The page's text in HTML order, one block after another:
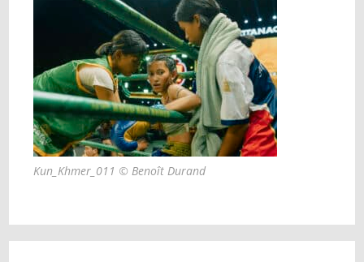
Kun_Khmer_011 © Benoît Durand